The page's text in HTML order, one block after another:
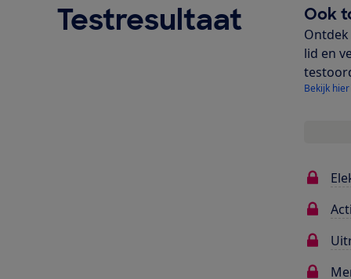
Testresultaat Ook
lid en
Bekijk